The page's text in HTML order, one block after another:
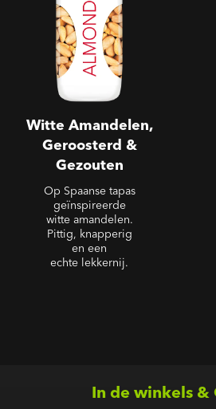
Witte Amandelen,
Geroosterd &
Gezouten
Op Spaanse tapas
geïnspireerde
witte amandelen.
Pittig, knapperig
en een
echte lekkernij.
In de winkels &